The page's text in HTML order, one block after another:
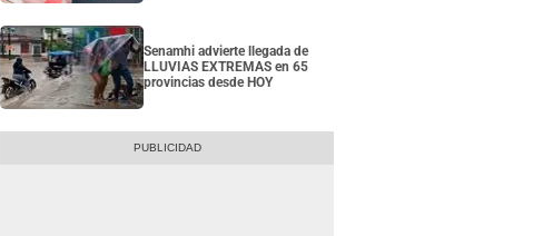
Senamhi advierte llegada de
LLUVIAS EXTREMAS en 65
provincias desde HOY